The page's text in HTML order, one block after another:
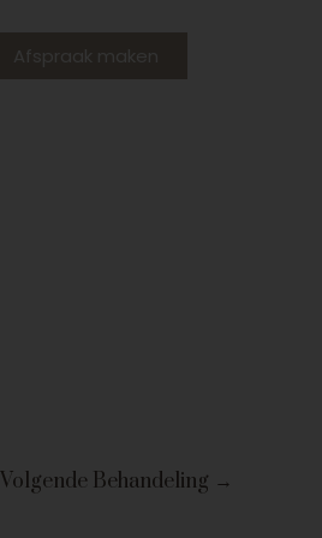
Afspraak maken
Volgende Behandeling →